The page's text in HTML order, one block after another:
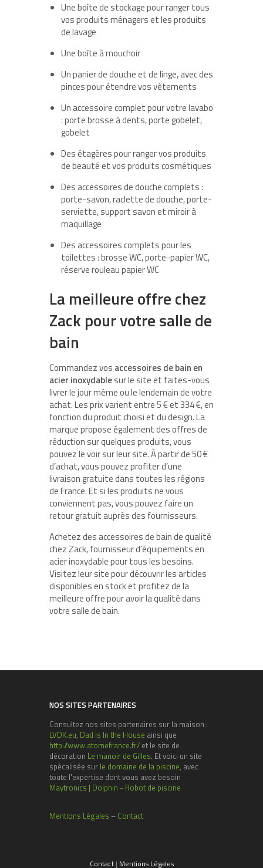
Une boîte de stockage pour ranger tous
vos produits ménagers et les produits
de lavage
Une boîte à mouchoir
Un panier de douche et de linge, avec des
pinces pour étendre vos vêtements
Un accessoire complet pour votre lavabo
: porte brosse à dents, porte gobelet,
gobelet
Des étagères pour ranger vos produits
de beauté et vos produits cosmétiques
Des accessoires de douche complets :
porte-savon, raclette de douche, porte-
serviette, support savon et miroir à
maquillage
Des accessoires complets pour les
toilettes : brosse WC, porte-papier WC,
réserve rouleau papier WC
La meilleure offre chez
Zack pour votre salle de
bain
Commandez vos accessoires de bain en
acier inoxydablesur le site et faites-vous
livrer le jour même ou le lendemain de votre
achat. Les prix varient entre 5 € et 334 €, en
fonction du produit choisi et du design. La
marque propose également des offres de
réduction sur quelques produits, vous
pouvez le voir sur leur site. À partir de 50 €
d’achat, vous pouvez profiter d’une
livraison gratuite dans toutes les régions
de France. Et si les produits ne vous
conviennent pas, vous pouvez faire un
retour gratuit auprès des fournisseurs.
Achetez des accessoires de bain de qualité
chez Zack, fournisseur d’équipements en
acier inoxydable pour tous les besoins.
Visitez leur site pour découvrir les articles
disponibles en stock et profitez de la
meilleure offre pour avoir la qualité dans
votre salle de bain.
NOS SITES PARTENAIRES
Consultez nos sites partenaires sur la maison :
LVDK.eu, Dad Is In the House ainsi que
http://www.atomefrance.fr/ et le site de
décoration Le manoir de Gilles. Et voici un site
spécalisée sur le domaine de la piscine, avec
toute l'expertise dont vous avez besoin
Maytronics | Dolphin - Robot de piscine
Mentions Légales – Contact
Contact| Mentions Légales